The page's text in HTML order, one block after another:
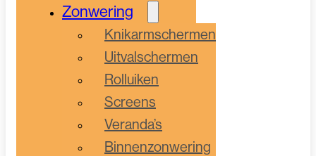
Zonwering
Knikarmschermen
Uitvalschermen
Rolluiken
Screens
Veranda’s
Binnenzonwering